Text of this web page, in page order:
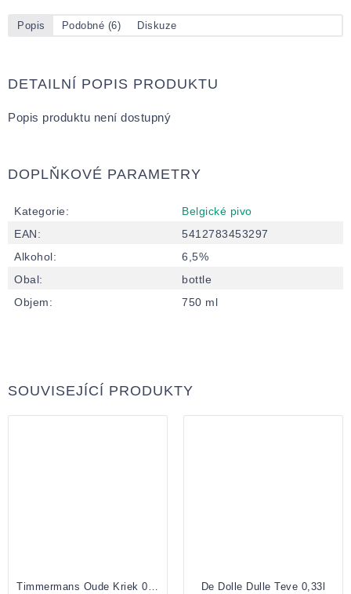
Popis Podobné (6) Diskuze
DETAILNÍ POPIS PRODUKTU
Popis produktu není dostupný
DOPLŇKOVÉ PARAMETRY
Kategorie:
Belgické pivo
EAN:
5412783453297
Alkohol:
6,5%
Obal:
bottle
Objem: 750 ml
SOUVISEJÍCÍ PRODUKTY
De Dolle Dulle Teve 0,33l